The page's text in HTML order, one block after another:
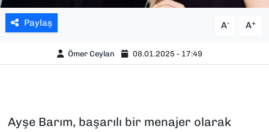
Paylaş A- A+
Ömer Ceylan 08.01.2025 - 17:49
Ayşe Barım, başarılı bir menajer olarak